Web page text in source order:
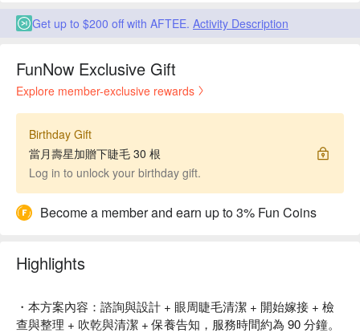
Get up to $200 off with AFTEE. Activity Description
FunNow Exclusive Gift
Explore member-exclusive rewards
Birthday Gift
當月壽星加贈下睫毛 30 根
Log in to unlock your birthday gift.
Become a member and earn up to 3% Fun Coins
Highlights
・本方案內容：諮詢與設計 + 眼周睫毛清潔 + 開始嫁接 + 檢
查與整理 + 吹乾與清潔 + 保養告知，服務時間約為 90 分鐘。